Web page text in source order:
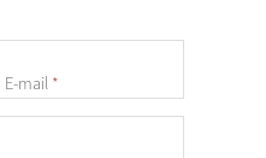
E-mail *